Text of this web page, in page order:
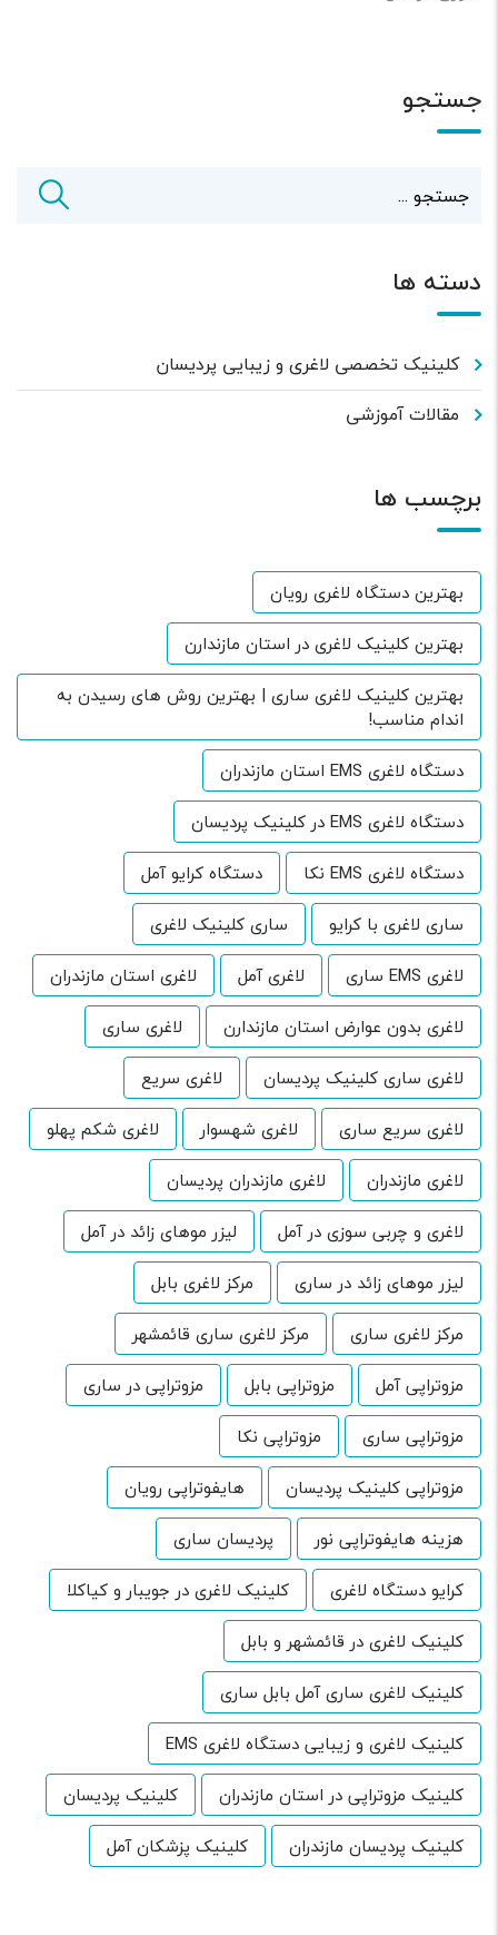
جستجو
دسته ها
کلینیک تخصصی لاغری و زیبایی پردیسان
مقالات آموزشی
برچسب ها
بهترین دستگاه لاغری رویان
بهترین کلینیک لاغری در استان مازندارن
بهترین کلینیک لاغری ساری | بهترین روش های رسیدن به
اندام مناسب!
دستگاه لاغری EMS استان مازندران
دستگاه لاغری EMS در کلینیک پردیسان
دستگاه لاغری EMS نکا
دستگاه کرایو آمل
ساری لاغری با کرایو
ساری کلینیک لاغری
لاغری EMS ساری
لاغری آمل
لاغری استان مازندران
لاغری بدون عوارض استان مازندارن
لاغری ساری
لاغری ساری کلینیک پردیسان
لاغری سریع
لاغری سریع ساری
لاغری شهسوار
لاغری شکم پهلو
لاغری مازندران
لاغری مازندران پردیسان
لاغری و چربی سوزی در آمل
لیزر موهای زائد در آمل
لیزر موهای زائد در ساری
مرکز لاغری بابل
مرکز لاغری ساری
مرکز لاغری ساری قائمشهر
مزوتراپی آمل
مزوتراپی بابل
مزوتراپی در ساری
مزوتراپی ساری
مزوتراپی نکا
مزوتراپی کلینیک پردیسان
هایفوتراپی رویان
هزینه هایفوتراپی نور
پردیسان ساری
کرایو دستگاه لاغری
کلینیک لاغری در جویبار و کیاکلا
کلینیک لاغری در قائمشهر و بابل
کلینیک لاغری ساری آمل بابل ساری
کلینیک لاغری و زیبایی دستگاه لاغری EMS
کلینیک مزوتراپی در استان مازندران
کلینیک پردیسان
کلینیک پردیسان مازندران
کلینیک پزشکان آمل